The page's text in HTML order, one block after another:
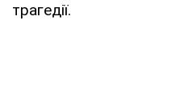
трагедії.